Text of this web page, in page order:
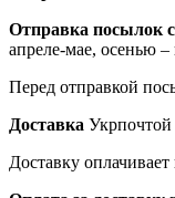
Отправка посылок
апреле-мае, осенью –
Перед отправкой
Доставка
Доставку оплачивает